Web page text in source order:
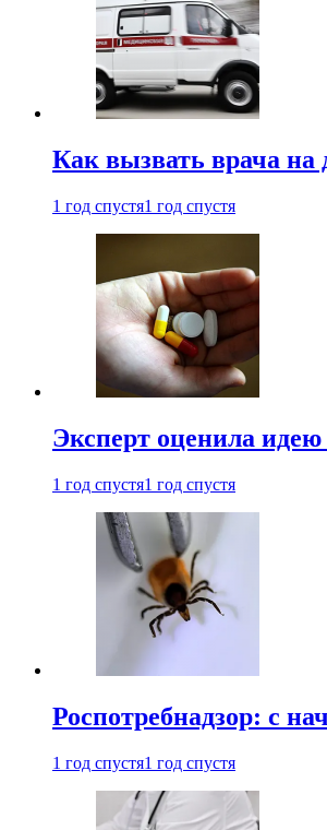
Как вызвать врача на
1 год спустя1 год спустя
Эксперт оценила
1 год спустя1 год спустя
Роспотребнадзор: с
1 год спустя1 год спустя